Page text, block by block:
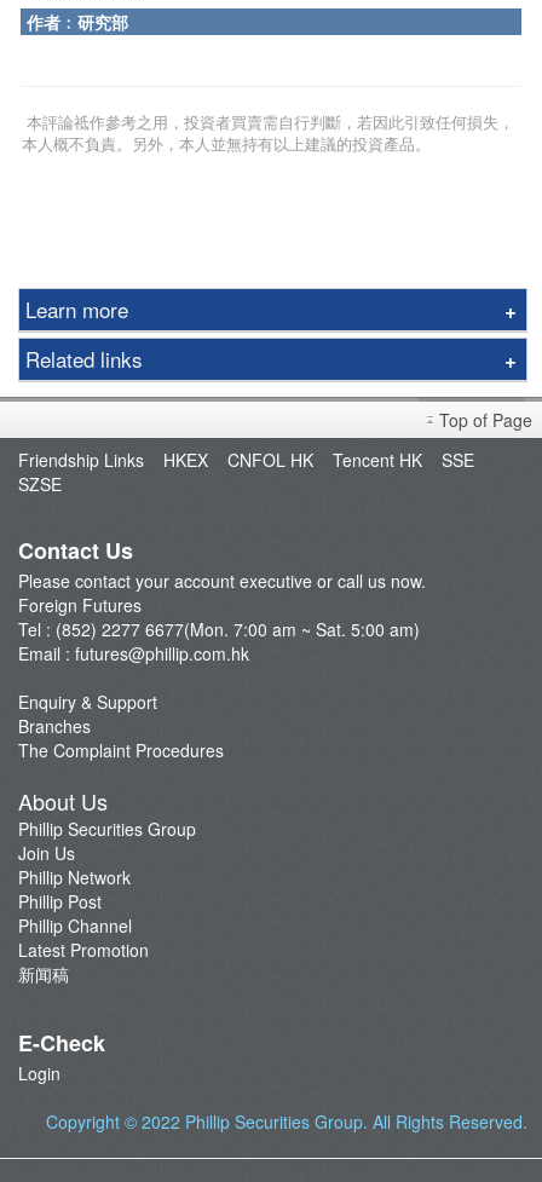
作者﹕研究部
本評論祗作參考之用，投資者買賣需自行判斷，若因此引致任何損失，
本人概不負責。另外，本人並無持有以上建議的投資產品。
Learn more
Futures
Options
LME
FTSE China A50 Index
Index Futures
Currency Futures
Our Service
Trading Platform
Important Notes
Foreign Futures Promotions
Futures API
Related links
Foreign Futures Handbook
Market Brief
FAQ
Fund Management
Top of Page
Friendship Links
HKEX CNFOL HK Tencent HK
SSE
SZSE
Contact Us
Please contact your account executive or call us now.
Foreign Futures
Tel : (852) 2277 6677(Mon. 7:00 am ~ Sat. 5:00 am)
Email : futures@phillip.com.hk
Enquiry & Support
Branches
The Complaint Procedures
About Us
Phillip Securities Group
Join Us
Phillip Network
Phillip Post
Phillip Channel
Latest Promotion
新闻稿
E-Check
Login
Copyright © 2022 Phillip Securities Group. All Rights Reserved.